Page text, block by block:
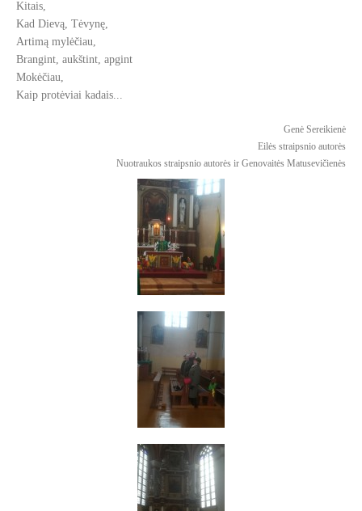
Kitais,
Kad Dievą, Tėvynę,
Artimą mylėčiau,
Brangint, aukštint, apgint
Mokėčiau,
Kaip protėviai kadais...
Genė Sereikienė
Eilės straipsnio autorės
Nuotraukos straipsnio autorės ir Genovaitės Matusevičienės